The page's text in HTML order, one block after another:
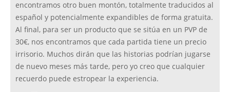
encontramos otro buen montón, totalmente traducidos al
español y potencialmente expandibles de forma gratuita.
Al final, para ser un producto que se sitúa en un PVP de
30€, nos encontramos que cada partida tiene un precio
irrisorio. Muchos dirán que las historias podrían jugarse
de nuevo meses más tarde, pero yo creo que cualquier
recuerdo puede estropear la experiencia.